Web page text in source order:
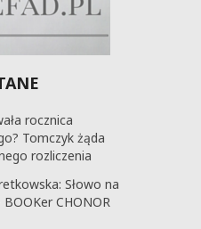
rocznica
Tomczyk żąda
rozliczenia
Słowo na
CHONOR